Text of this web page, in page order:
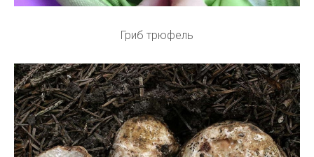
Гриб трюфель